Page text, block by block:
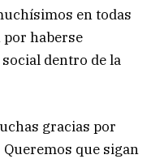
en todas
haberse
dentro de la
gracias por
que sigan